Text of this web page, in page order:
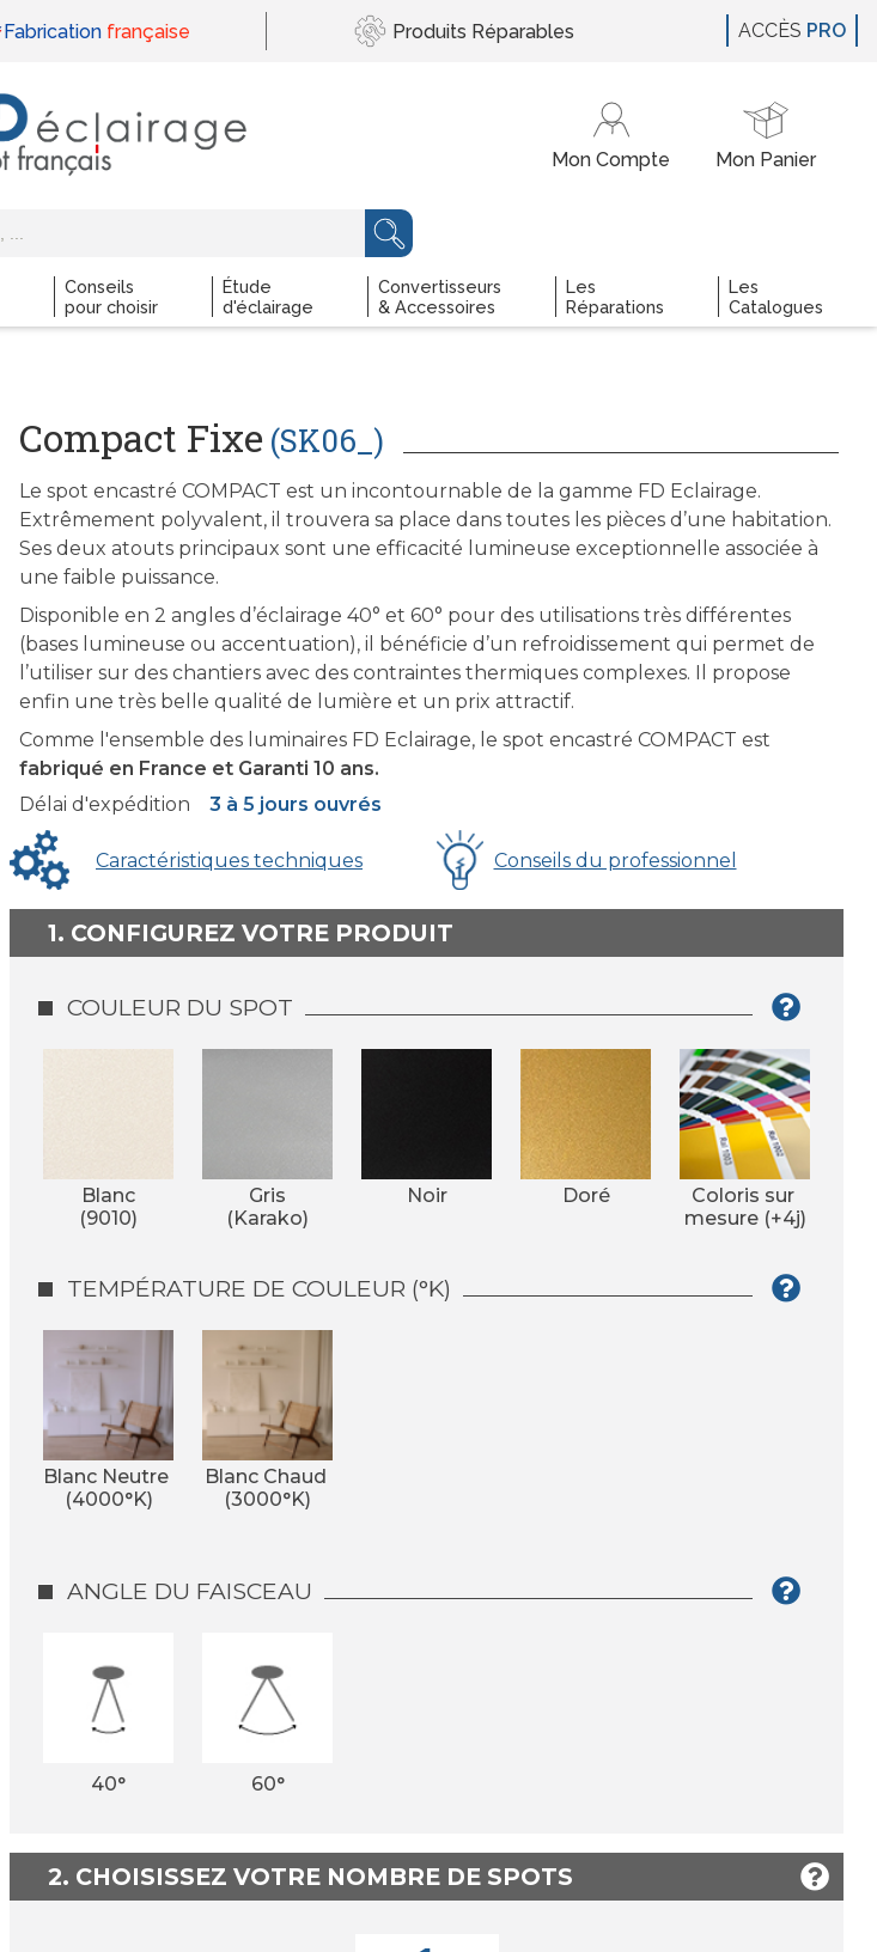
Fabrication française Produits Réparables
Conseils
pour choisir
Étude
d'éclairage
Convertisseurs
& Accessoires
Les
Réparations
Les
Catalogues
ACCÈS PRO
Compact Fixe (SK06_)
Le spot encastré COMPACT est un incontournable de la gamme FD Eclairage.
Extrêmement polyvalent, il trouvera sa place dans toutes les pièces d’une habitation.
Ses deux atouts principaux sont une efficacité lumineuse exceptionnelle associée à
une faible puissance.
Disponible en 2 angles d’éclairage 40° et 60° pour des utilisations très différentes
(bases lumineuse ou accentuation), il bénéficie d’un refroidissement qui permet de
l’utiliser sur des chantiers avec des contraintes thermiques complexes. Il propose
enfin une très belle qualité de lumière et un prix attractif.
Comme l'ensemble des luminaires FD Eclairage, le spot encastré COMPACT est
fabriqué en France et Garanti 10 ans.
Délai d'expédition
3 à 5 jours ouvrés
Caractéristiques techniques Conseils du professionnel
1. CONFIGUREZ VOTRE PRODUIT
COULEUR DU SPOT
Blanc
(9010)
Gris
(Karako)
Noir Doré
Coloris sur
mesure (+4j)
TEMPÉRATURE DE COULEUR (°K)
Blanc Neutre
(4000°K)
Blanc Chaud
(3000°K)
ANGLE DU FAISCEAU
40° 60°
2. CHOISISSEZ VOTRE NOMBRE DE SPOTS